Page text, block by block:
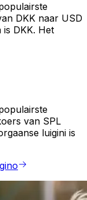
DKK naar USD
DKK. Het
van SPL
luigini is